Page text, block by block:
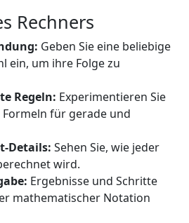
Rechners
Geben Sie eine beliebige
ein, um ihre Folge zu
Regeln: Experimentieren Sie
für gerade und
Details: Sehen Sie, wie jeder
wird.
Ergebnisse und Schritte
mathematischer Notation